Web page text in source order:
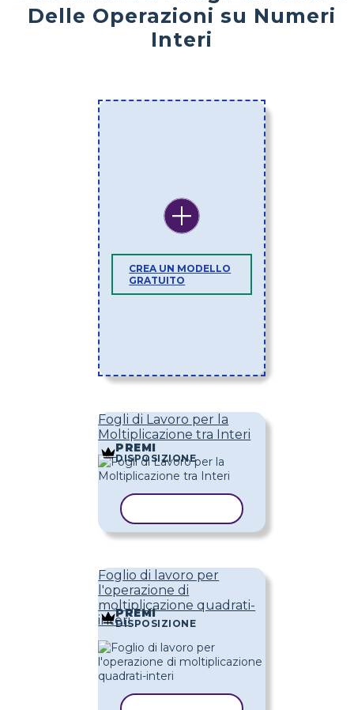
Delle Operazioni su Numeri
Interi
CREA UN MODELLO
GRATUITO
Fogli di Lavoro per la
Moltiplicazione tra Interi
PREMI
DISPOSIZIONE
Foglio di lavoro per
l'operazione di
moltiplicazione quadrati-
interi
PREMI
DISPOSIZIONE